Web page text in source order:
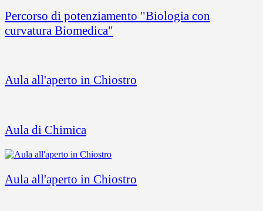
Percorso di potenziamento "Biologia con
curvatura Biomedica"
Aula all'aperto in Chiostro
Aula di Chimica
Aula all'aperto in Chiostro